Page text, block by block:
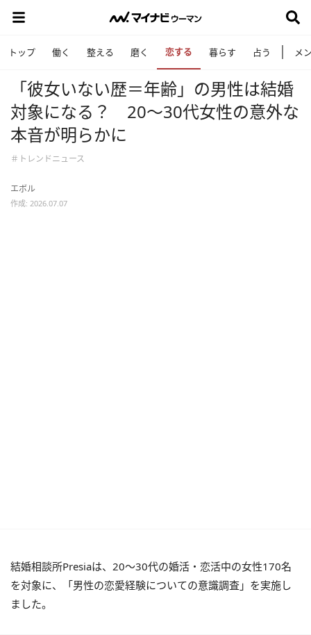
トップ 働く 整える 磨く 恋する 暮らす 占う メ
「彼女いない歴＝年齢」の男性は結婚
対象になる？ 20〜30代女性の意外な
本音が明らかに
＃トレンドニュース
エボル
作成: 2026.07.07
結婚相談所Presiaは、20〜30代の婚活・恋活中の女性170名
を対象に、「男性の恋愛経験についての意識調査」を実施し
ました。